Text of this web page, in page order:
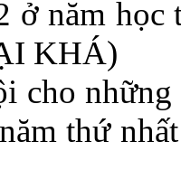
ở năm
KHÁ)
cho
thứ